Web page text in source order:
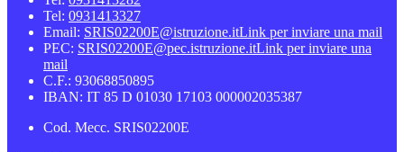
Tel: 0931413327
Email: SRIS02200E@istruzione.itLink per inviare una mail
PEC: SRIS02200E@pec.istruzione.itLink per inviare una
mail
C.F.: 93068850895
IBAN: IT 85 D 01030 17103 000002035387
Cod. Mecc. SRIS02200E